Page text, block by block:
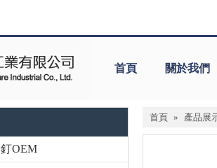
首頁 關於我們
OEM
首頁 » 產品展